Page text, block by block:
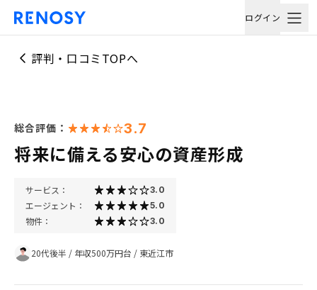
ログイン
評判・口コミTOPへ
総合評価： 3.7
将来に備える安心の資産形成
サービス： 3.0
エージェント： 5.0
物件： 3.0
20代後半 / 年収500万円台 / 東近江市